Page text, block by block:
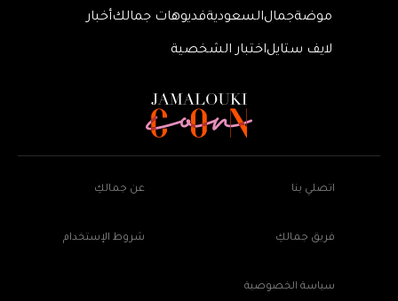
موضةجمالالسعوديةفديوهات جمالكأخبار
لايف ستايلاختبار الشخصية
اتصلي بنا عن جمالكِ
فريق جمالكِ شروط الإستخدام
سياسة الخصوصية